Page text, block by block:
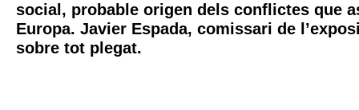
social, probable origen dels conflictes que
Europa. Javier Espada, comissari de
sobre tot plegat.